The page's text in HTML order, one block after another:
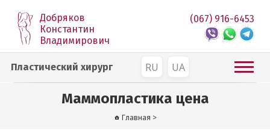
Добряков
Константин
Владимирович
RU UA
(067) 916-6453
Пластический хирург
Маммопластика цена
Главная >